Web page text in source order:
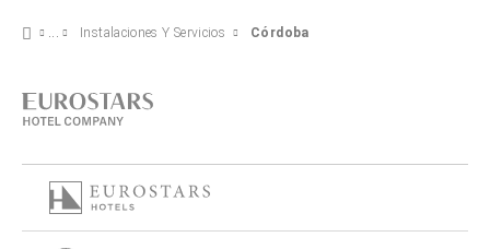
Instalaciones Y Servicios Córdoba